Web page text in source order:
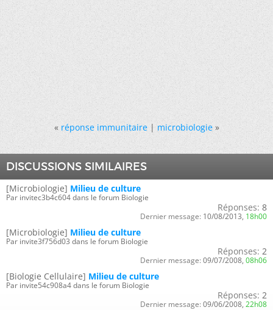
« réponse immunitaire|microbiologie »
DISCUSSIONS SIMILAIRES
[Microbiologie] Milieu de culture
Par invitec3b4c604 dans le forum Biologie
Réponses: 8
Dernier message: 10/08/2013, 18h00
[Microbiologie] Milieu de culture
Par invite3f756d03 dans le forum Biologie
Réponses: 2
Dernier message: 09/07/2008, 08h06
[Biologie Cellulaire] Milieu de culture
Par invite54c908a4 dans le forum Biologie
Réponses: 2
Dernier message: 09/06/2008, 22h08